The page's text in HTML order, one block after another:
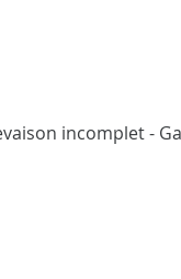
incomplet -